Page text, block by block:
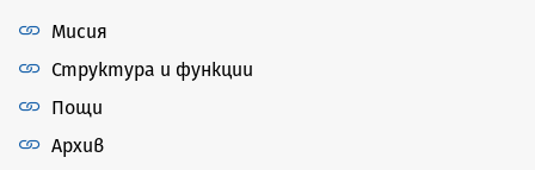
Мисия
Структура и функции
Пощи
Архив